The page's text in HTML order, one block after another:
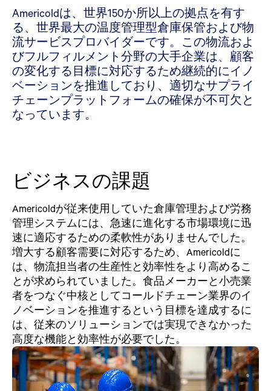
Americoldは、世界150か所以上の拠点を有す
る、世界最大の温度管理型倉庫保管および物
流サービスプロバイダーです。この物流およ
びフルフィルメント分野の大手企業は、顧客
の変化する目標に対応するため継続的にイノ
ベーションを推進しており、適切なサプライ
チェーンプラットフォームの確保が不可欠と
なっています。
ビジネスの課題
Americoldが従来使用していた倉庫管理および労務
管理システムには、急速に進化する市場環境に迅
速に適応するための柔軟性がありませんでした。
増大する顧客需要に対応するため、Americoldに
は、物流担当者の生産性と効率性をより高めるこ
とが求められていました。食品メーカーと小売業
者をつなぐ中核としてコールドチェーン業界のイ
ノベーションを推進するという目標を達成するに
は、従来のソリューションでは実現できなかった
高度な機能と効率性が必要でした。